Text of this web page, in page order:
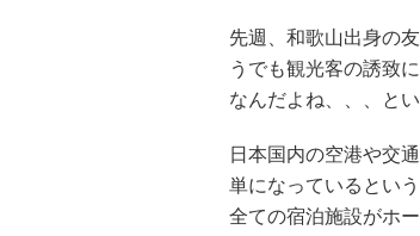
先週、和歌山出身の
うでも観光客の誘致
なんだよね、、、と
日本国内の空港や交
単になっているとい
全ての宿泊施設がホ